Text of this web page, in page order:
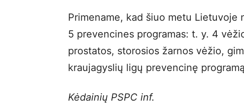
Primename, kad šiuo metu Lietuvoje
5 prevencines programas: t. y. 4
prostatos, storosios žarnos vėžio,
kraujagyslių ligų prevencinę
Kėdainių PSPC inf.